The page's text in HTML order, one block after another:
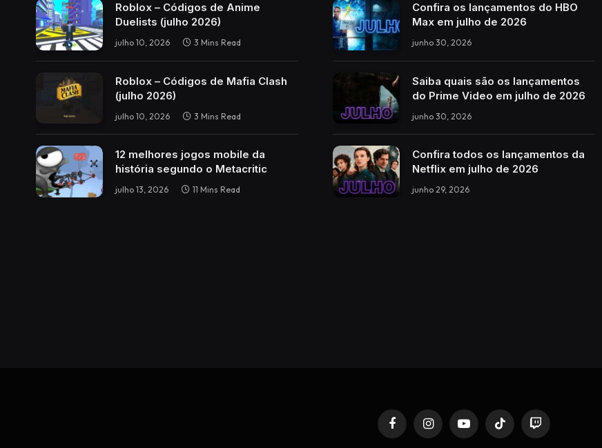
Roblox – Códigos de Anime
Duelists (julho 2026)
julho 10, 2026 3 Mins Read
Roblox – Códigos de Mafia Clash
(julho 2026)
julho 10, 2026 3 Mins Read
12 melhores jogos mobile da
história segundo o Metacritic
julho 13, 2026 11 Mins Read
Confira os lançamentos do HBO
Max em julho de 2026
junho 30, 2026
Saiba quais são os lançamentos
do Prime Video em julho de 2026
junho 30, 2026
Confira todos os lançamentos da
Netflix em julho de 2026
junho 29, 2026
FacebookInstagramYouTubeTikTok Twitch